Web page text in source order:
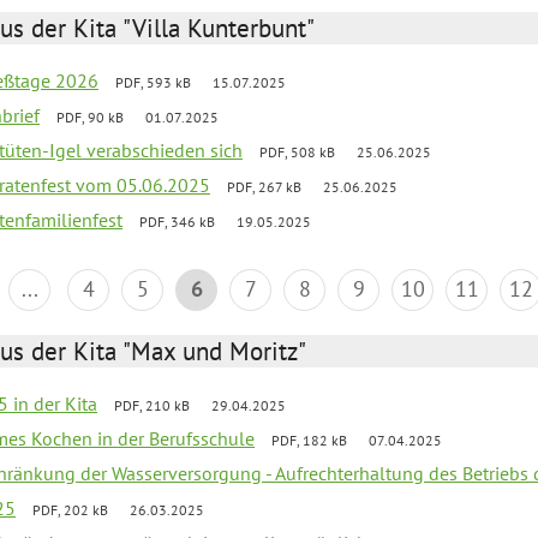
der Kita "Villa Kunterbunt"
2026 PDF, 593 kB 15.07.2025
PDF, 90 kB 01.07.2025
Igel verabschieden sich PDF, 508 kB 25.06.2025
vom 05.06.2025 PDF, 267 kB 25.06.2025
PDF, 346 kB 19.05.2025
... 4 5 6 7 8 9 10 11 12
der Kita "Max und Moritz"
in der Kita PDF, 210 kB 29.04.2025
Kochen in der Berufsschule PDF, 182 kB 07.04.2025
der Wasserversorgung - Aufrechterhaltung des Betriebs
PDF, 202 kB 26.03.2025